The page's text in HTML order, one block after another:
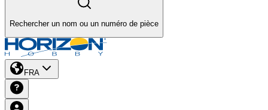
Rechercher un nom ou un numéro de pièce
FRA